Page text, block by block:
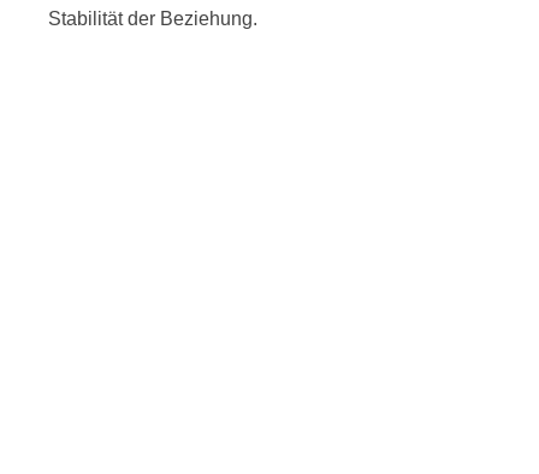
Stabilität der Beziehung.